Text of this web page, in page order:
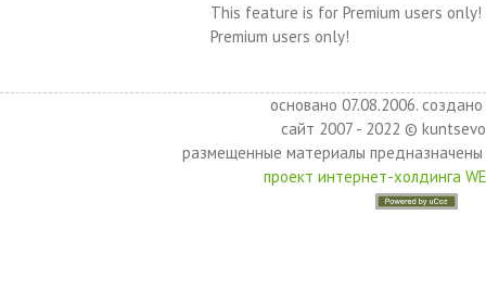
This feature is for Premium users only!
Premium users only!
основано 07.08.2006.
сайт 2007 - 2022 ©
размещенные материалы
проект интернет-холдинга